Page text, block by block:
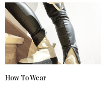
How To Wear